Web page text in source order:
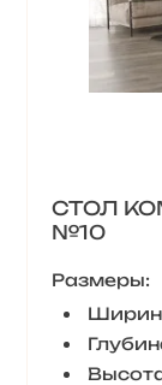
СТОЛ
№10
Размеры: